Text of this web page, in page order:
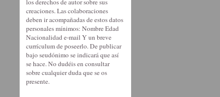
los derechos de autor sobre sus
creaciones. Las colaboraciones
deben ir acompañadas de estos datos
personales mínimos: Nombre Edad
Nacionalidad e-mail Y un breve
currículum de poseerlo. De publicar
bajo seudónimo se indicará que así
se hace. No dudéis en consultar
sobre cualquier duda que se os
presente.